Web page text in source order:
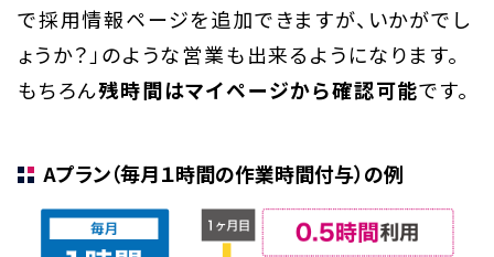
で採用情報ページを追加できますが、いかがでし
ょうか？」のような営業も出来るようになります。
もちろん残時間はマイページから確認可能です。
Aプラン（毎月１時間の作業時間付与）の例